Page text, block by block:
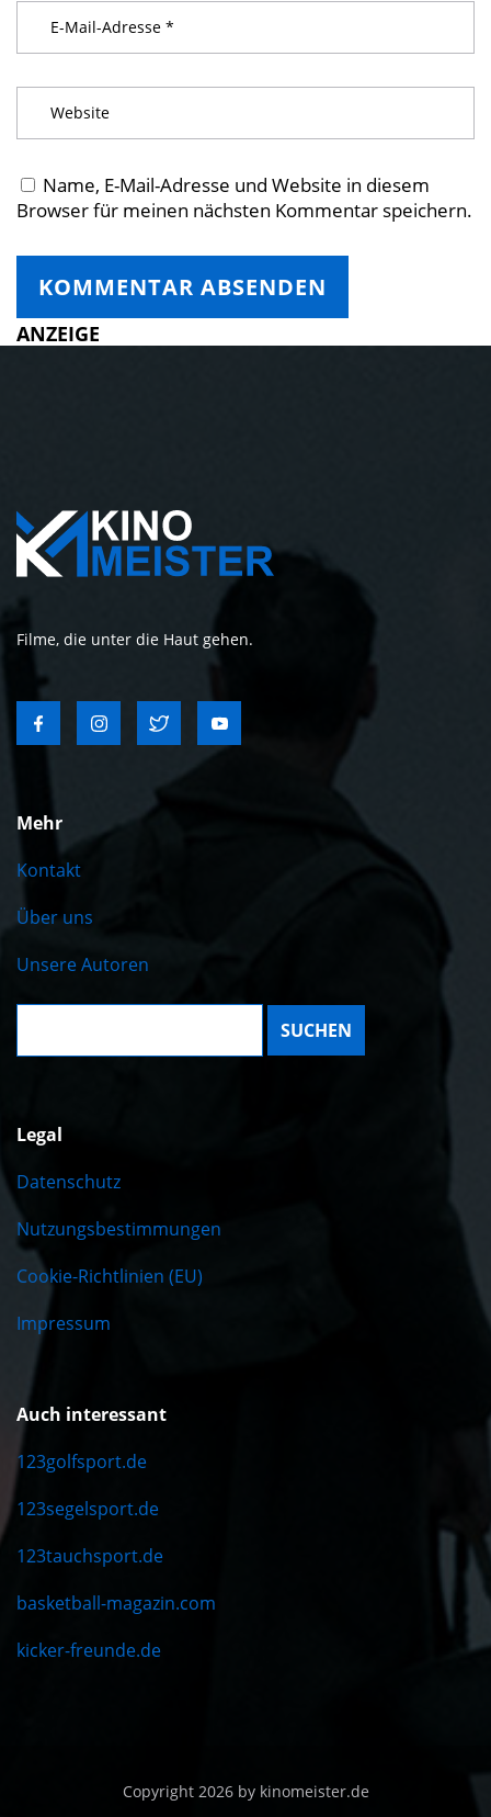
Name, E-Mail-Adresse und Website in diesem
Browser für meinen nächsten Kommentar speichern.
ANZEIGE
Filme, die unter die Haut gehen.
Mehr
Kontakt
Über uns
Unsere Autoren
Suche:
Legal
Datenschutz
Nutzungsbestimmungen
Cookie-Richtlinien (EU)
Impressum
Auch interessant
123golfsport.de
123segelsport.de
123tauchsport.de
basketball-magazin.com
kicker-freunde.de
Copyright 2026 by kinomeister.de